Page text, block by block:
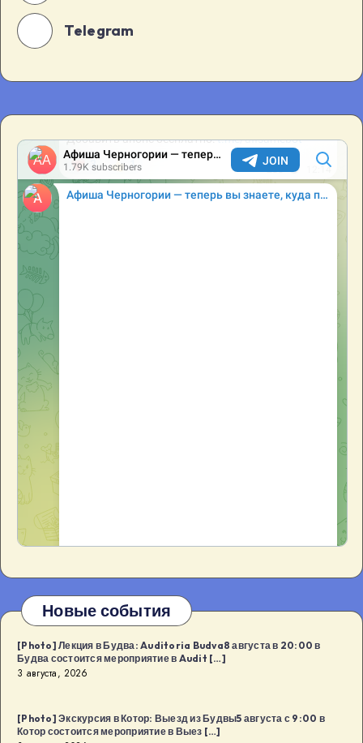
Telegram
Новые события
[Photo] Лекция в Будва: Auditoria Budva8 августа в 20:00 в
Будва состоится мероприятие в Audit […]
3 августа, 2026
[Photo] Экскурсия в Котор: Выезд из Будвы5 августа с 9:00 в
Котор состоится мероприятие в Выез […]